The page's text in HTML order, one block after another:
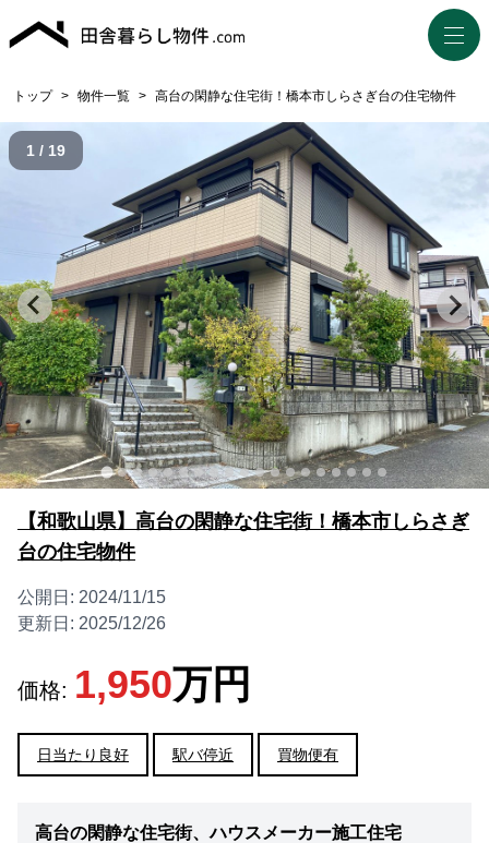
トップ > 物件一覧 > 高台の閑静な住宅街！橋本市しらさぎ台の住宅物件
1 / 19
【和歌山県】高台の閑静な住宅街！橋本市しらさぎ
台の住宅物件
公開日: 2024/11/15
更新日: 2025/12/26
価格: 1,950万円
日当たり良好 駅バ停近 買物便有
高台の閑静な住宅街、ハウスメーカー施工住宅